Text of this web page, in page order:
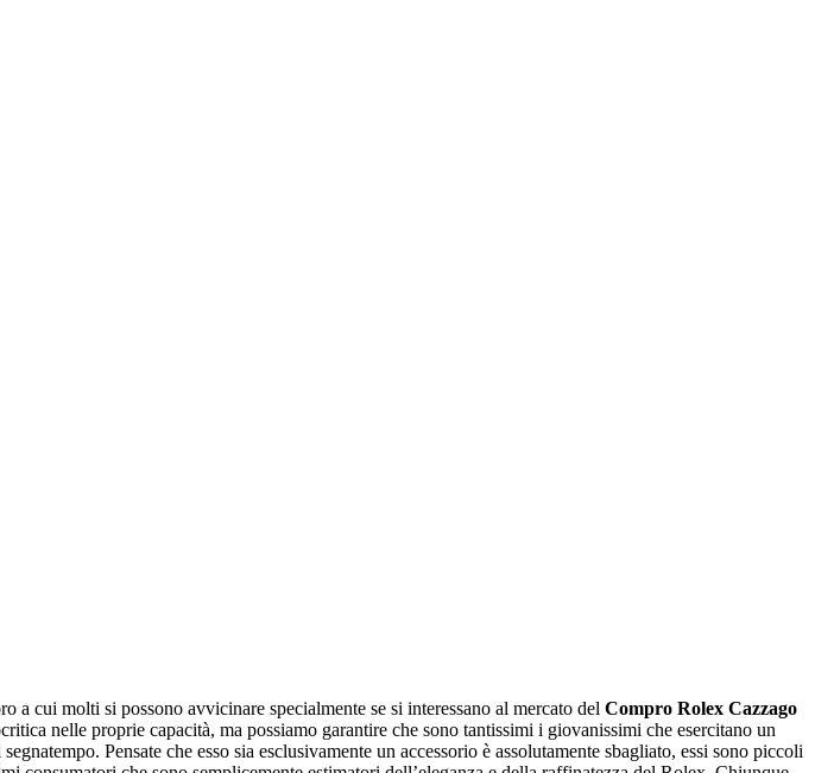
cui molti si possono avvicinare specialmente se si interessano al mercato del Compro Rolex Cazzago
nelle proprie capacità, ma possiamo garantire che sono tantissimi i giovanissimi che esercitano un
Pensate che esso sia esclusivamente un accessorio è assolutamente sbagliato, essi sono piccoli